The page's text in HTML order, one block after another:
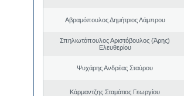
Αβραμόπουλος Δημήτριος Λάμπρου
Σπηλιωτόπουλος Αριστόβουλος (Άρης)
Ελευθερίου
Ψυχάρης Ανδρέας Σταύρου
Κάρμαντζης Σταμάτιος Γεωργίου